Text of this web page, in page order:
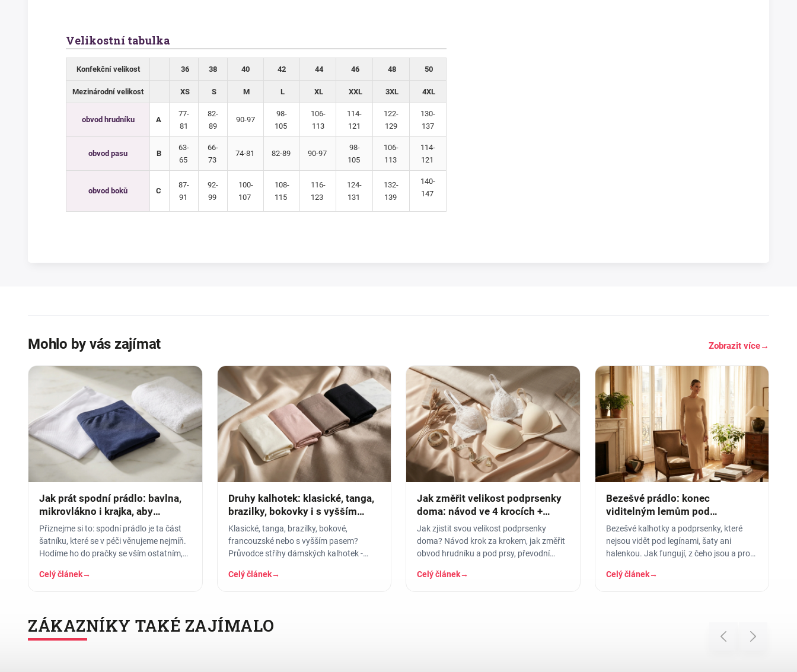
Velikostní tabulka
Konfekční velikost 36 38 40 42 44 46 48 50
Mezinárodní velikost XS S M L XL XXL 3XL 4XL
obvod hrudníku A
77-
81
82-
89
90-97
98-
105
106-
113
114-
121
122-
129
130-
137
obvod pasu B
63-
65
66-
73
74-81 82-89 90-97
98-
105
106-
113
114-
121
obvod boků C
87-
91
92-
99
100-
107
108-
115
116-
123
124-
131
132-
139
140-
147
Mohlo by vás zajímat Zobrazit více→
Jak prát spodní prádlo: bavlna,
mikrovlákno i krajka, aby
vydrželo
Přiznejme si to: spodní prádlo je ta část
šatníku, které se v péči věnujeme nejmíň.
Hodíme ho do pračky se vším ostatním,
Celý článek→
Druhy kalhotek: klasické, tanga,
brazilky, bokovky i s vyšším
pasem
Klasické, tanga, brazilky, bokové,
francouzské nebo s vyšším pasem?
Průvodce střihy dámských kalhotek -
jaké…
Celý článek→
Jak změřit velikost podprsenky
doma: návod ve 4 krocích +
tabulka
Jak zjistit svou velikost podprsenky
doma? Návod krok za krokem, jak změřit
obvod hrudníku a pod prsy, převodní
Celý článek→
Bezešvé prádlo: konec
viditelným lemům pod
přiléhavým oblečením
Bezešvé kalhotky a podprsenky, které
nejsou vidět pod legínami, šaty ani
halenkou. Jak fungují, z čeho jsou a pro
Celý článek→
ZÁKAZNÍKY TAKÉ ZAJÍMALO
Previous Next